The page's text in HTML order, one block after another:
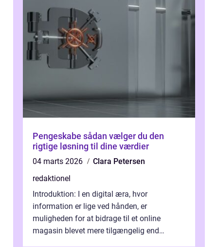
Pengeskabe sådan vælger du den
rigtige løsning til dine værdier
04 marts 2026
Clara Petersen
redaktionel
Introduktion: I en digital æra, hvor
information er lige ved hånden, er
muligheden for at bidrage til et online
magasin blevet mere tilgængelig end